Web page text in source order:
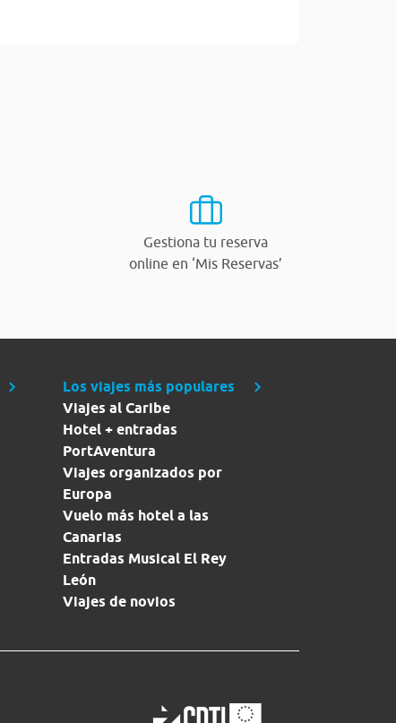
Gestiona tu reserva
online en ‘Mis Reservas’
Los viajes más populares
Viajes al Caribe
Hotel + entradas
PortAventura
Viajes organizados por
Europa
Vuelo más hotel a las
Canarias
Entradas Musical El Rey
León
Viajes de novios